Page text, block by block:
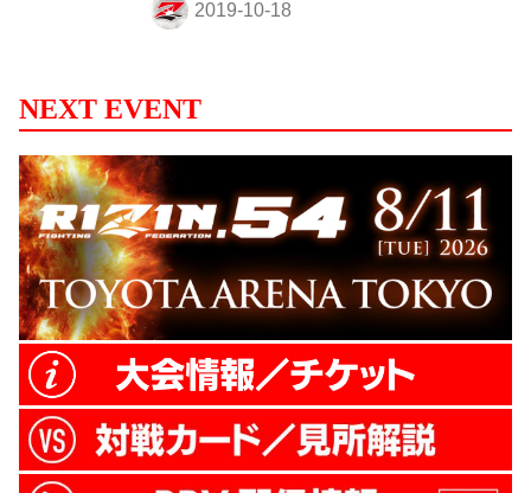
の企業様は下記のお問い合わせフォームよ
い合わせフォームはこちら ファイトコスチ
ュームスポンサー事例 選手のファイトコス
チュームにスポンサーロゴ（※）の掲出が
できます。 ※スポンサーロゴの掲出には審
査がございます。 RIZINは地上波放送をは
じめ、衛星放送、インターネット配信など
様々な媒体で放送・配信して...
NEXT EVENT